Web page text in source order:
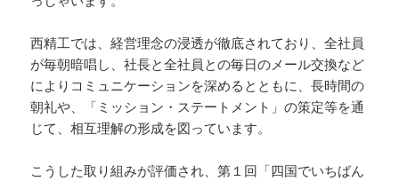
西精工では、経営理念の浸透が徹底されており、全社員
が毎朝暗唱し、社長と全社員との毎日のメール交換など
によりコミュニケーションを深めるとともに、長時間の
朝礼や、「ミッション・ステートメント」の策定等を通
じて、相互理解の形成を図っています。
こうした取り組みが評価され、第１回「四国でいちばん